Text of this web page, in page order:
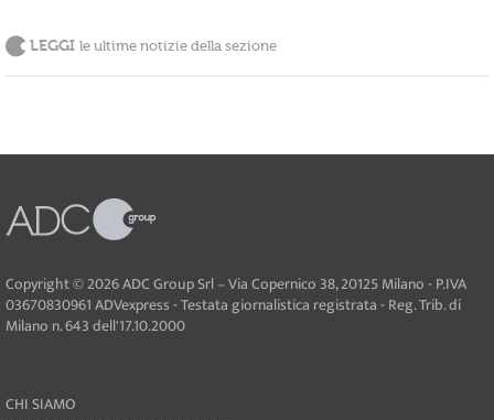
LEGGI le ultime notizie della sezione
Copyright © 2026 ADC Group Srl – Via Copernico 38, 20125 Milano - P.IVA
03670830961 ADVexpress - Testata giornalistica registrata - Reg. Trib. di
Milano n. 643 dell'17.10.2000
CHI SIAMO